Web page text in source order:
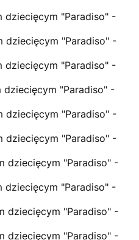
dziecięcym "Paradiso" -
dziecięcym "Paradiso" -
dziecięcym "Paradiso" -
dziecięcym "Paradiso" -
dziecięcym "Paradiso" -
dziecięcym "Paradiso" -
dziecięcym "Paradiso" -
dziecięcym "Paradiso" -
dziecięcym "Paradiso" -
dziecięcym "Paradiso" -